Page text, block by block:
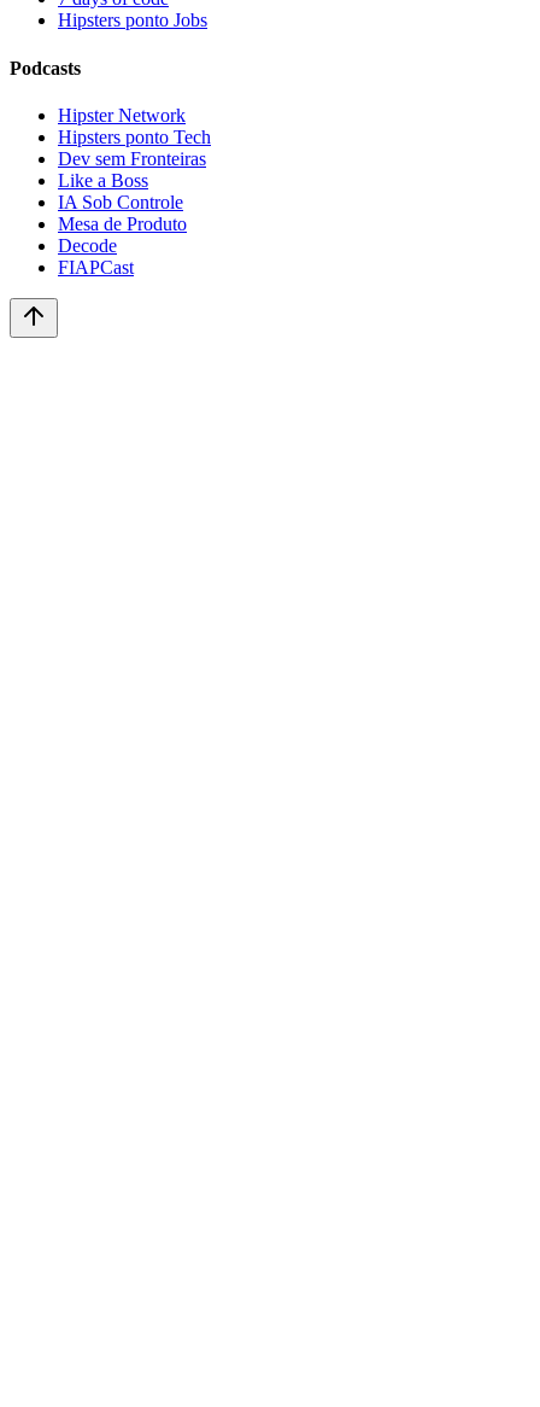
Hipsters ponto Jobs
Podcasts
Hipster Network
Hipsters ponto Tech
Dev sem Fronteiras
Like a Boss
IA Sob Controle
Mesa de Produto
Decode
FIAPCast